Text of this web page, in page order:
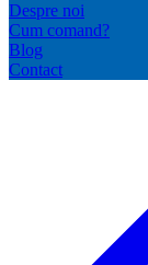
Despre noi
Cum comand?
Blog
Contact